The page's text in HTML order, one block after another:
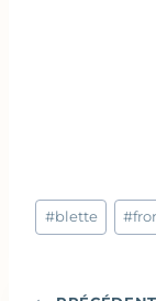
Étiquettes
de
#blette #